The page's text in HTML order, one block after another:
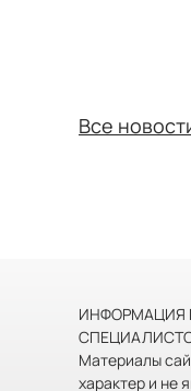
Все
ИНФОРМАЦИЯ
Материалы
характер и не